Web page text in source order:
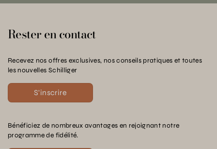
Rester en contact
Recevez nos offres exclusives, nos conseils pratiques et toutes
les nouvelles Schilliger
S'inscrire
Bénéficiez de nombreux avantages en rejoignant notre
programme de fidélité.